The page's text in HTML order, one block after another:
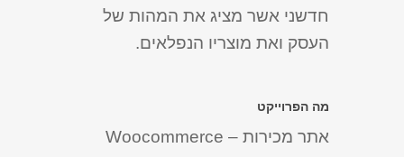
חדשני אשר מציג את המהות של
העסק ואת מוצריו הנפלאים.
מה הפרוייקט
אתר מכירות – Woocommerce